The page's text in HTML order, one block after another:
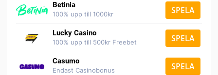
Betinia
100% upp till 1000kr SPELA
Lucky Casino
100% upp till 500kr Freebet SPELA
Casumo
Endast Casinobonus SPELA